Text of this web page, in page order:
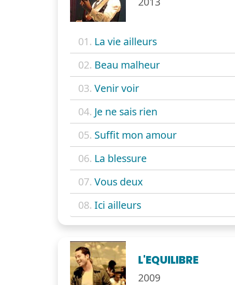
01. La vie ailleurs
02. Beau malheur
03. Venir voir
04. Je ne sais rien
05. Suffit mon amour
06. La blessure
07. Vous deux
08. Ici ailleurs
L'EQUILIBRE
2009